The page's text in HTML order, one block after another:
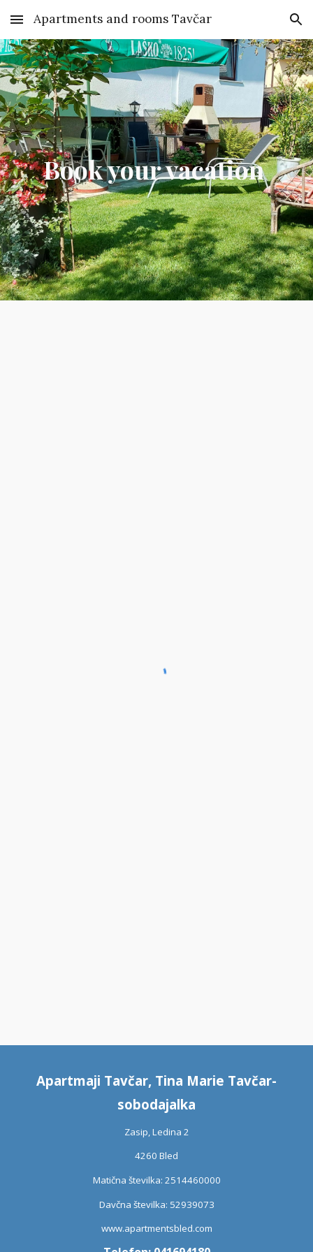
Skip to main content Skip to navigation
Apartments and rooms Tavčar
Book your vacation
Apartmaji Tavčar, Tina Marie Tavčar-
sobodajalka
Zasip, Ledina 2
4260 Bled
Matična številka: 2514460000
Davčna številka: 52939073
www.apartmentsbled.com